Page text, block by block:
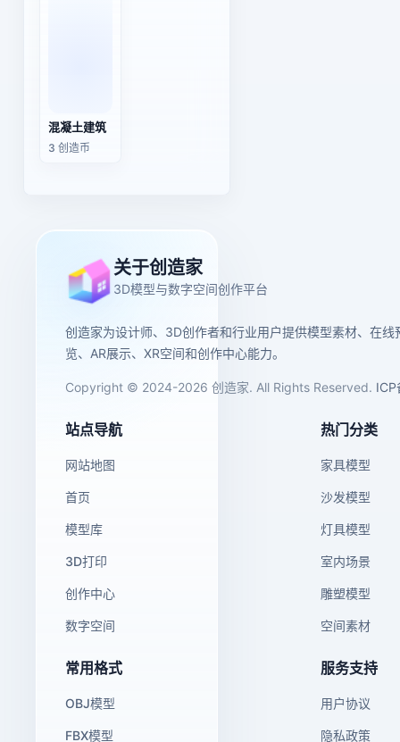
混凝土建筑
3 创造币
关于创造家
3D模型与数字空间创作平台
创造家为设计师、3D创作者和行业用户提供模型素材、在线
览、AR展示、XR空间和创作中心能力。
Copyright © 2024-2026 创造家. All Rights Reserved. ICP
站点导航
网站地图
首页
模型库
3D打印
创作中心
数字空间
热门分类
家具模型
沙发模型
灯具模型
室内场景
雕塑模型
空间素材
常用格式
OBJ模型
FBX模型
服务支持
用户协议
隐私政策